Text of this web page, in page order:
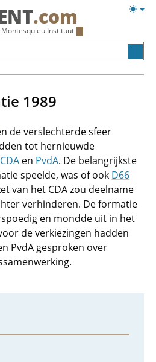
.com
Montesquieu Instituut
1989
de verslechterde sfeer
tot hernieuwde
CDA en PvdA. De belangrijkste
speelde, was of ook D66
van het CDA zou deelname
verhinderen. De formatie
en mondde uit in het
de verkiezingen hadden
PvdA gesproken over